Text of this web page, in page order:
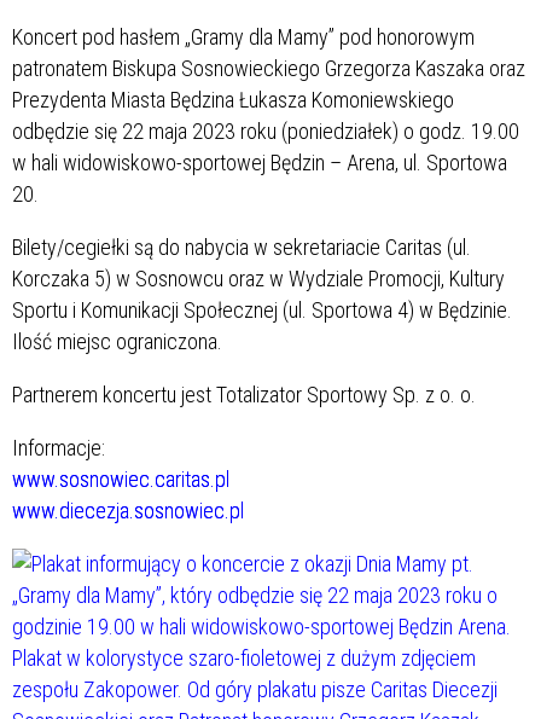
Koncert pod hasłem „Gramy dla Mamy” pod honorowym
patronatem Biskupa Sosnowieckiego Grzegorza Kaszaka oraz
Prezydenta Miasta Będzina Łukasza Komoniewskiego
odbędzie się 22 maja 2023 roku (poniedziałek) o godz. 19.00
w hali widowiskowo-sportowej Będzin – Arena, ul. Sportowa
20.
Bilety/cegiełki są do nabycia w sekretariacie Caritas (ul.
Korczaka 5) w Sosnowcu oraz w Wydziale Promocji, Kultury
Sportu i Komunikacji Społecznej (ul. Sportowa 4) w Będzinie.
Ilość miejsc ograniczona.
Partnerem koncertu jest Totalizator Sportowy Sp. z o. o.
Informacje:
www.sosnowiec.caritas.pl
www.diecezja.sosnowiec.pl